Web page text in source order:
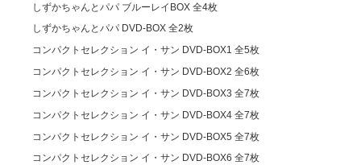
しずかちゃんとパパ ブルーレイBOX 全4枚
しずかちゃんとパパ DVD-BOX 全2枚
コンパクトセレクション イ・サン DVD-BOX1 全5枚
コンパクトセレクション イ・サン DVD-BOX2 全6枚
コンパクトセレクション イ・サン DVD-BOX3 全7枚
コンパクトセレクション イ・サン DVD-BOX4 全7枚
コンパクトセレクション イ・サン DVD-BOX5 全7枚
コンパクトセレクション イ・サン DVD-BOX6 全7枚